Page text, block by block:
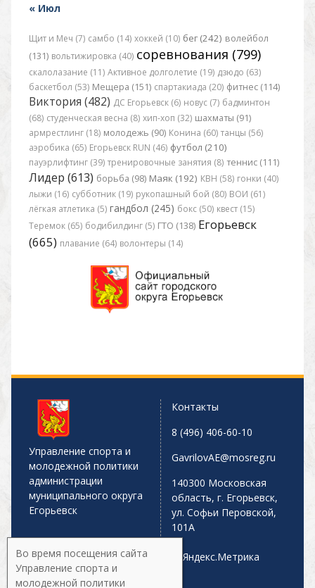
« Июл
Щит и Меч (7) самбо (14) хоккей (10) бег (242) волейбол
(131) вольтижировка (40) соревнования (799)
скалолазание (11) Активное долголетие (19) дзюдо (63)
баскетбол (53) Мещера (151) спартакиада (20) фитнес (114)
Виктория (482) ДС Егорьевск (6) новус (7) бадминтон
(68) студенческая весна (8) хип-хоп (32) шахматы (91)
армрестлинг (18) молодежь (90) Конина (60) танцы (56)
аэробика (65) Егорьевск RUN (46) футбол (210)
пауэрлифтинг (39) тренировочные занятия (8) теннис (111)
Лидер (613) борьба (98) Маяк (192) КВН (58) гонки (40)
лыжи (16) субботник (19) рукопашный бой (80) ВОИ (61)
лёгкая атлетика (5) гандбол (245) бокс (50) квест (15)
Теремок (65) бодибилдинг (5) ГТО (138) Егорьевск
(665) плавание (64) волонтеры (14)
Управление спорта и
молодежной политики
администрации
муниципального округа
Егорьевск
Контакты
8 (496) 406-60-10
GavrilovAE@mosreg.ru
140300 Московская
область, г. Егорьевск,
ул. Софьи Перовской,
101А
Во время посещения сайта
Управление спорта и
молодежной политики